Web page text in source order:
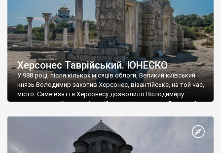
Херсонес Таврійський. ЮНЕСКО
У 988 році, після кількох місяців облоги, Великий київський
князь Володимир захопив Херсонес, візантійське, на той час,
місто. Саме взяття Херсонесу дозволило Володимиру
диктувати свої умови візантійському імператору Василю ІІ, та
Херсонесі Володимир-язичник, став Василем-християнином.
А потім було Хрещення Русі. На честь Херсонесу Таврійського